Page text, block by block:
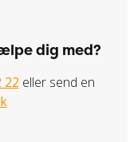
dig med?
22 eller send en